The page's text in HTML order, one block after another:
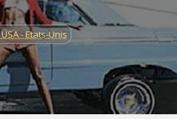
USA - Etats-Unis